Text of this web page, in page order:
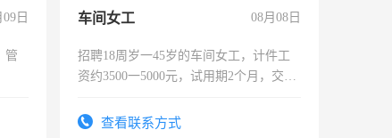
日
管
车间女工 08月08日
招聘18周岁一45岁的车间女工，计件工
资约3500一5000元，试用期2个月，交五
查看联系方式